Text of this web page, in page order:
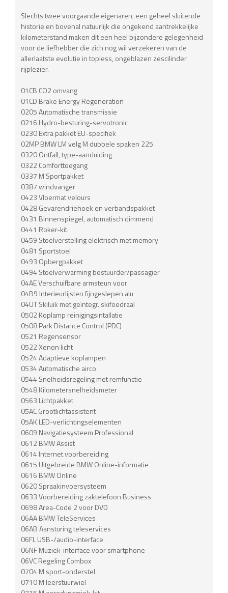
Slechts twee voorgaande eigenaren, een geheel sluitende
historie en bovenal natuurlijk die ongekend aantrekkelijke
kilometerstand maken dit een heel bijzondere gelegenheid
voor de liefhebber die zich nog wil verzekeren van de
allerlaatste evolutie in topless, ongeblazen zescilinder
rijplezier.
01CB CO2 omvang
01CD Brake Energy Regeneration
0205 Automatische transmissie
0216 Hydro-besturing-servotronic
0230 Extra pakket EU-specifiek
02MP BMW LM velg M dubbele spaken 225
0320 Ontfall, type-aanduiding
0322 Comforttoegang
0337 M Sportpakket
0387 windvanger
0423 Vloermat velours
0428 Gevarendriehoek en verbandspakket
0431 Binnenspiegel, automatisch dimmend
0441 Roker-kit
0459 Stoelverstelling elektrisch met memory
0481 Sportstoel
0493 Opbergpakket
0494 Stoelverwarming bestuurder/passagier
04AE Verschuifbare armsteun voor
04B9 Interieurlijsten fijngeslepen alu
04UT Skiluik met geïntegr. skifoedraal
0502 Koplamp reinigingsintallatie
0508 Park Distance Control (PDC)
0521 Regensensor
0522 Xenon licht
0524 Adaptieve koplampen
0534 Automatische airco
0544 Snelheidsregeling met remfunctie
0548 Kilometersnelheidsmeter
0563 Lichtpakket
05AC Grootlichtassistent
05AK LED-verlichtingselementen
0609 Navigatiesysteem Professional
0612 BMW Assist
0614 Internet voorbereiding
0615 Uitgebreide BMW Online-informatie
0616 BMW Online
0620 Spraakinvoersysteem
0633 Voorbereiding zaktelefoon Business
0698 Area-Code 2 voor DVD
06AA BMW TeleServices
06AB Aansturing teleservices
06FL USB-/audio-interface
06NF Muziek-interface voor smartphone
06VC Regeling Combox
0704 M sport-onderstel
0710 M leerstuurwiel